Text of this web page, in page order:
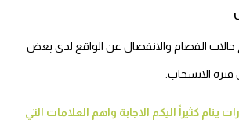
حالات الفصام والانفصال عن الواقع لدى بعض
الانسحاب.
ينام كثيراً اليكم الاجابة واهم العلامات التي